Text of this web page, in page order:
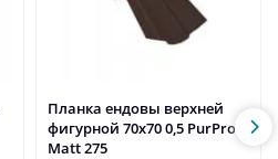
Планка ендовы верхней
фигурной 70x70 0,5 PurPro
Matt 275